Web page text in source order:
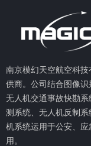
南京模幻天空航空科
供商。公司结合图像
无人机交通事故快勘
测系统、无人机反制
机系统运用于公安、
用。